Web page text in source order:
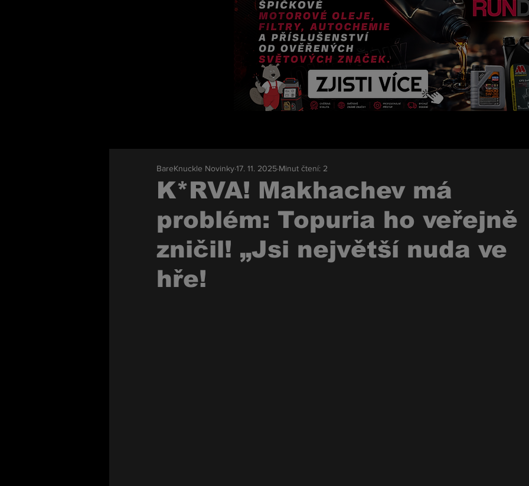
K*RVA! Makhachev má
problém: Topuria ho veřejně
zničil! „Jsi největší nuda ve
hře!
BareKnuckle Novinky17. 11. 2025 Minut čtení: 2